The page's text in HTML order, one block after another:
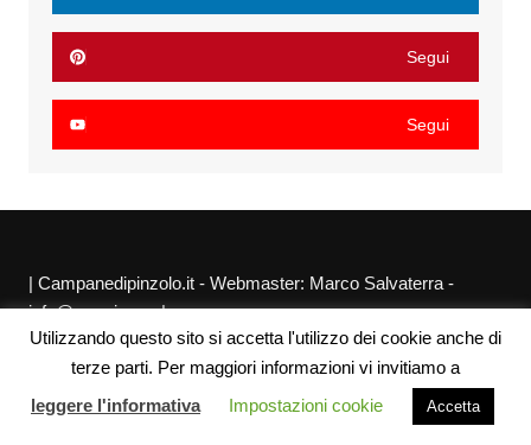
Segui
Segui
| Campanedipinzolo.it - Webmaster: Marco Salvaterra -
info@agraria.org |
Chi siamo Privacy Policy Sitemap Link utili
Utilizzando questo sito si accetta l'utilizzo dei cookie anche di
terze parti. Per maggiori informazioni vi invitiamo a
leggere l'informativa
Impostazioni cookie Accetta